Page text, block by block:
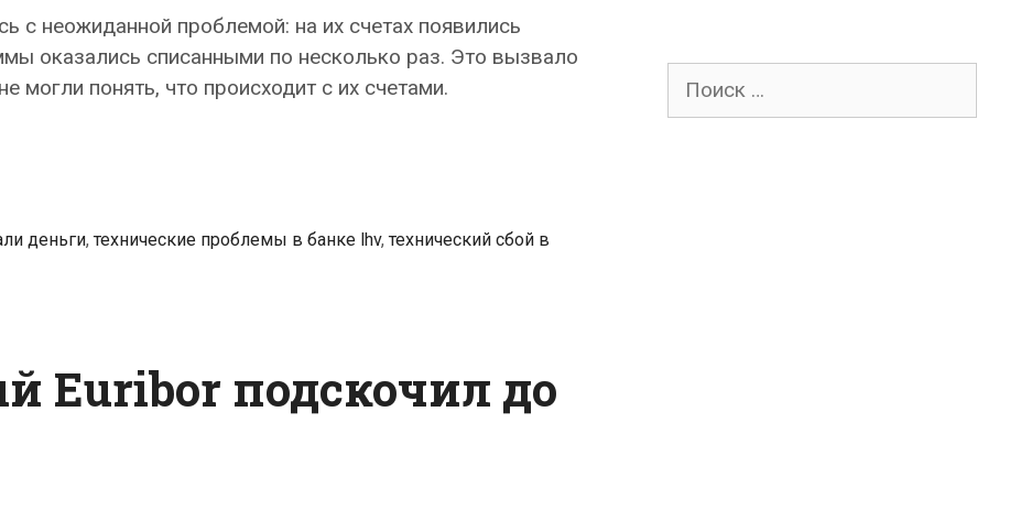
с неожиданной проблемой: на их счетах появились
оказались списанными по несколько раз. Это вызвало
могли понять, что происходит с их счетами.
деньги,технические проблемы в банке lhv,технический сбой в
Euribor подскочил до
Поиск